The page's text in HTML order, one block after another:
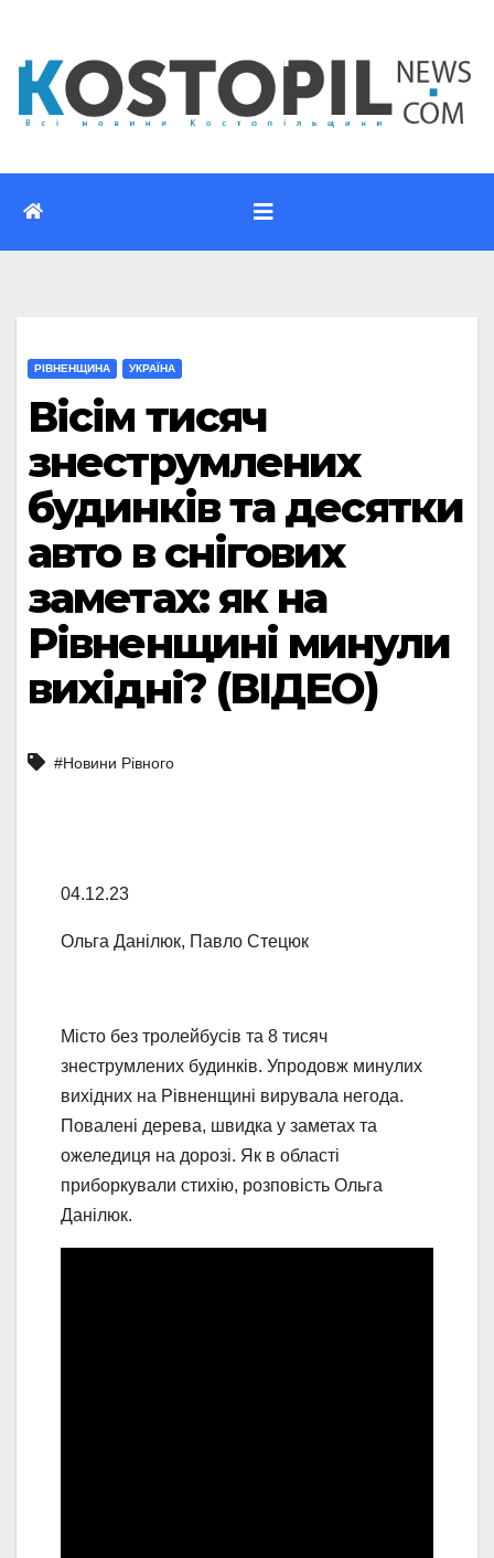
вмісту
РІВНЕНЩИНА УКРАЇНА
Вісім тисяч
знеструмлених
будинків та десятки
авто в снігових
заметах: як на
Рівненщині минули
вихідні? (ВІДЕО)
#Новини Рівного
04.12.23
Ольга Данілюк, Павло Стецюк
Місто без тролейбусів та 8 тисяч
знеструмлених будинків. Упродовж минулих
вихідних на Рівненщині вирувала негода.
Повалені дерева, швидка у заметах та
ожеледиця на дорозі. Як в області
приборкували стихію, розповість Ольга
Данілюк.